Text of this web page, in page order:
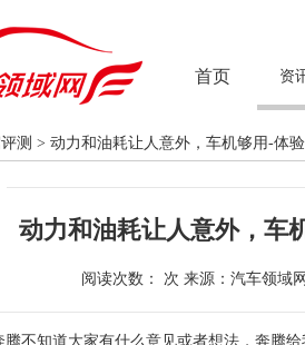
首页 资
测 > 动力和油耗让人意外，车机够用-体
动力和油耗让人意外，车
阅读次数：
腾不知道大家有什么意见或者想法，奔腾